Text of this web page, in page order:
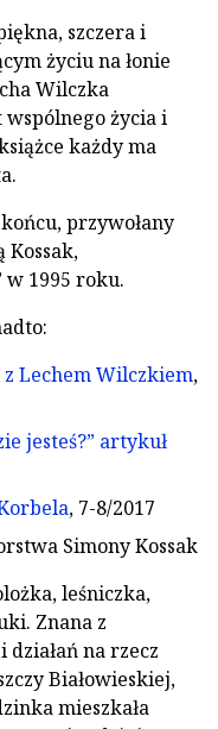
szczera i
życiu na łonie
Wilczka
życia i
każdy ma
przywołany
Kossak,
1995 roku.
z Lechem Wilczkiem,
jesteś?” artykuł
, 7-8/2017
Simony Kossak
leśniczka,
Znana z
na rzecz
Białowieskiej,
mieszkała